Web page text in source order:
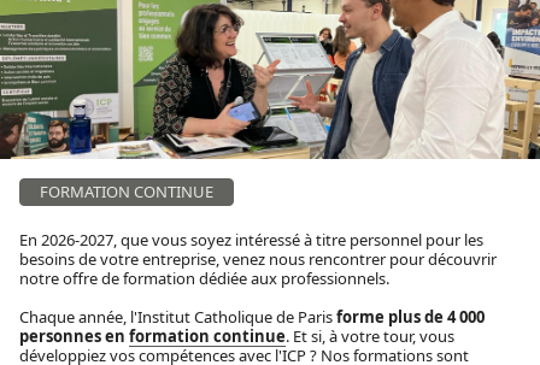
FORMATION CONTINUE
En 2026-2027, que vous soyez intéressé à titre personnel pour les
besoins de votre entreprise, venez nous rencontrer pour découvrir
notre offre de formation dédiée aux professionnels.
Chaque année, l'Institut Catholique de Parisforme plus de 4 000
personnes en formation continue. Et si, à votre tour, vous
développiez vos compétences avec l'ICP ? Nos formations sont